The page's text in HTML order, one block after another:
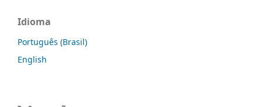
Idioma
Português (Brasil)
English